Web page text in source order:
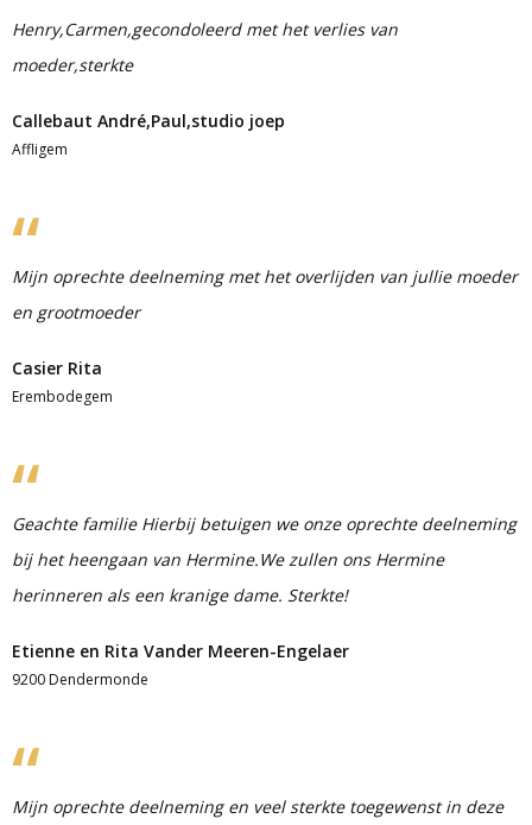
Henry,Carmen,gecondoleerd met het verlies van
moeder,sterkte
Callebaut André,Paul,studio joep
Affligem
Mijn oprechte deelneming met het overlijden van jullie moeder
en grootmoeder
Casier Rita
Erembodegem
Geachte familie Hierbij betuigen we onze oprechte deelneming
bij het heengaan van Hermine.We zullen ons Hermine
herinneren als een kranige dame. Sterkte!
Etienne en Rita Vander Meeren-Engelaer
9200 Dendermonde
Mijn oprechte deelneming en veel sterkte toegewenst in deze